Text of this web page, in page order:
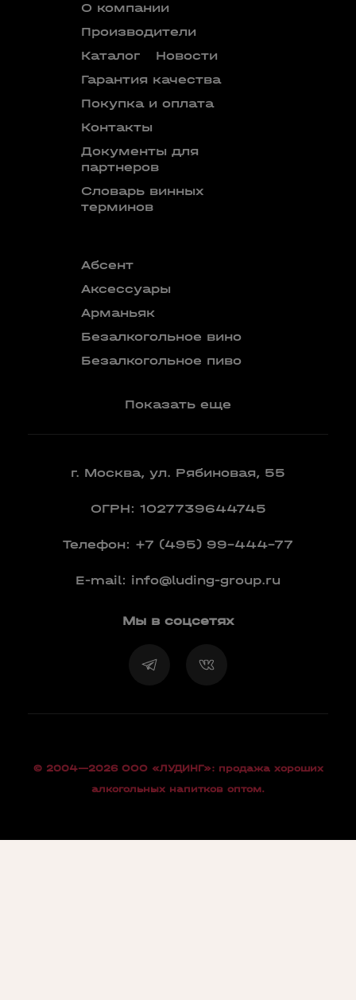
О компании
Производители
Каталог
Новости
Гарантия качества
Покупка и оплата
Контакты
Документы для
партнеров
Словарь винных
терминов
Абсент
Аксессуары
Арманьяк
Безалкогольное вино
Безалкогольное пиво
Показать еще
г. Москва, ул. Рябиновая, 55
ОГРН: 1027739644745
Телефон: +7 (495) 99-444-77
E-mail: info@luding-group.ru
Мы в соцсетях
© 2004—2026 OOO «ЛУДИНГ»: продажа хороших
алкогольных напитков оптом.